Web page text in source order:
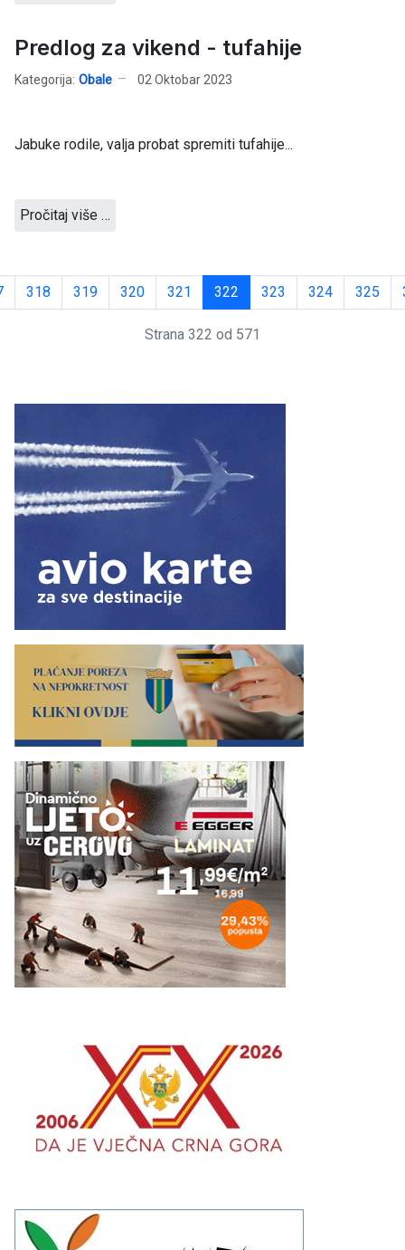
Predlog za vikend - tufahije
Kategorija: Obale 02 Oktobar 2023
Jabuke rodile, valja probat spremiti tufahije...
Pročitaj više …
318 319 320 321 322 323 324 325
Strana 322 od 571